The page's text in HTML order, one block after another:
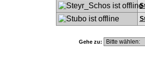
Gehe zu: